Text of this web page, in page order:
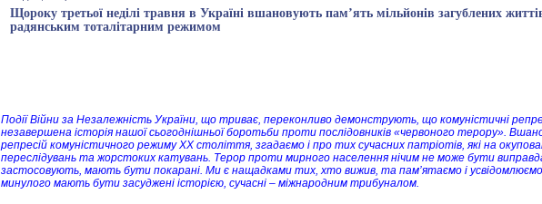
Щороку третьої неділі травня в Україні вшановують пам’ять мільйонів загублених
радянським тоталітарним режимом
Події Війни за Незалежність України, що триває, переконливо демонструють, що комуністичні
незавершена історія нашої сьогоднішньої боротьби проти послідовників «червоного терору».
репресій комуністичного режиму ХХ століття, згадаємо і про тих сучасних патріотів, які на
переслідувань та жорстоких катувань. Терор проти мирного населення нічим не може бути
застосовують, мають бути покарані. Ми є нащадками тих, хто вижив, та пам’ятаємо і усвідомлюємо
минулого мають бути засуджені історією, сучасні – міжнародним трибуналом.